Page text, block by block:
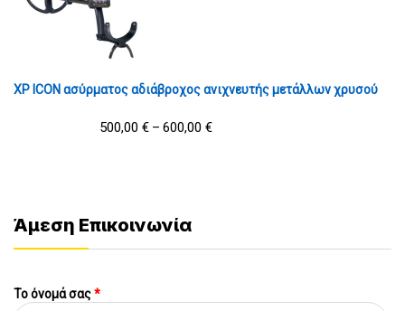
XP ICON ασύρματος αδιάβροχος ανιχνευτής μετάλλων χρυσού
500,00 € – 600,00 €
Άμεση Επικοινωνία
Το όνομά σας*